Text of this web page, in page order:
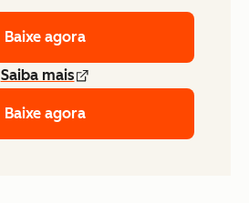
Baixe agora
Saiba mais
Baixe agora